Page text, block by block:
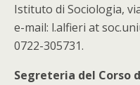
Istituto di Sociologia,
e-mail: l.alfieri at
0722-305731.
Segreteria del Corso